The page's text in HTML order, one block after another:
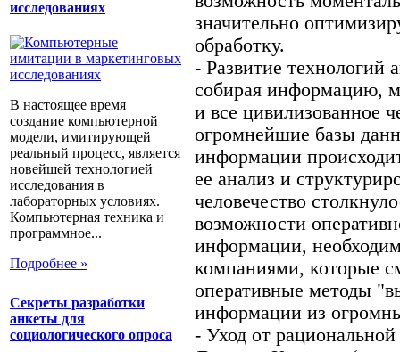
исследованиях
В настоящее время
создание компьютерной
модели, имитирующей
реальный процесс, является
новейшей технологией
исследования в
лабораторных условиях.
Компьютерная техника и
программное...
Подробнее »
Секреты разработки
анкеты для
социологического опроса
значительно
обработку.
- Развитие технологий
собирая информацию,
и все цивилизованное
огромнейшие базы
информации
ее анализ и
человечество
возможности
информации,
компаниями, которые
оперативные методы
информации из
- Уход от